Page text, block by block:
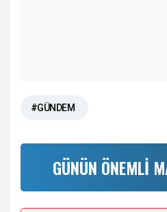
#GÜNDEM
GÜNÜN ÖNEMLİ